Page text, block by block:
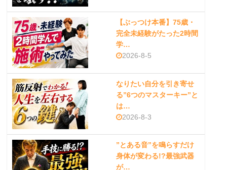
【ぶっつけ本番】75歳・
完全未経験がたった2時間
学…
2026-8-5
なりたい自分を引き寄せ
る”6つのマスターキー”と
は…
2026-8-3
”とある音”を鳴らすだけ
身体が変わる!?最強武器
が…